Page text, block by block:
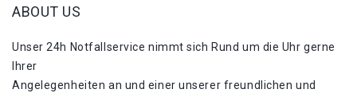
ABOUT US
Unser 24h Notfallservice nimmt sich Rund um die Uhr gerne
Ihrer
Angelegenheiten an und einer unserer freundlichen und